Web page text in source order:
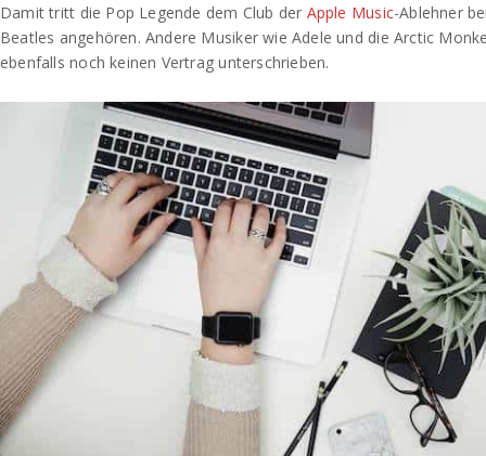
Damit tritt die Pop Legende dem Club der Apple Music-Ablehner
Beatles angehören. Andere Musiker wie Adele und die Arctic
ebenfalls noch keinen Vertrag unterschrieben.